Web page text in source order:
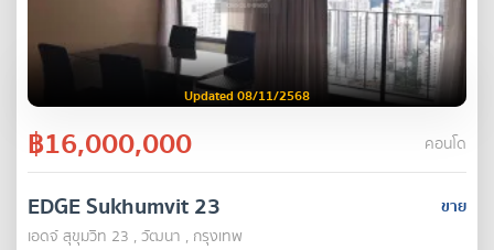
Updated 08/11/2568
฿16,000,000 คอนโด
ขาย
EDGE Sukhumvit 23
เอดจ์ สุขุมวิท 23 , วัฒนา , กรุงเทพ